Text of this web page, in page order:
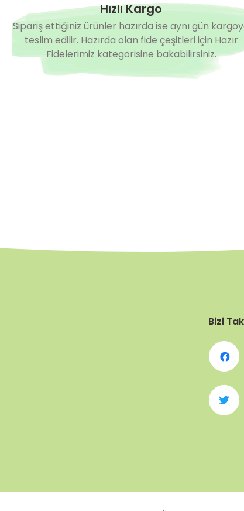
Hızlı Kargo
Sipariş ettiğiniz ürünler hazırda ise aynı gün
teslim edilir. Hazırda olan fide çeşitleri için Hazır
Fidelerimiz kategorisine bakabilirsiniz.
Bizi